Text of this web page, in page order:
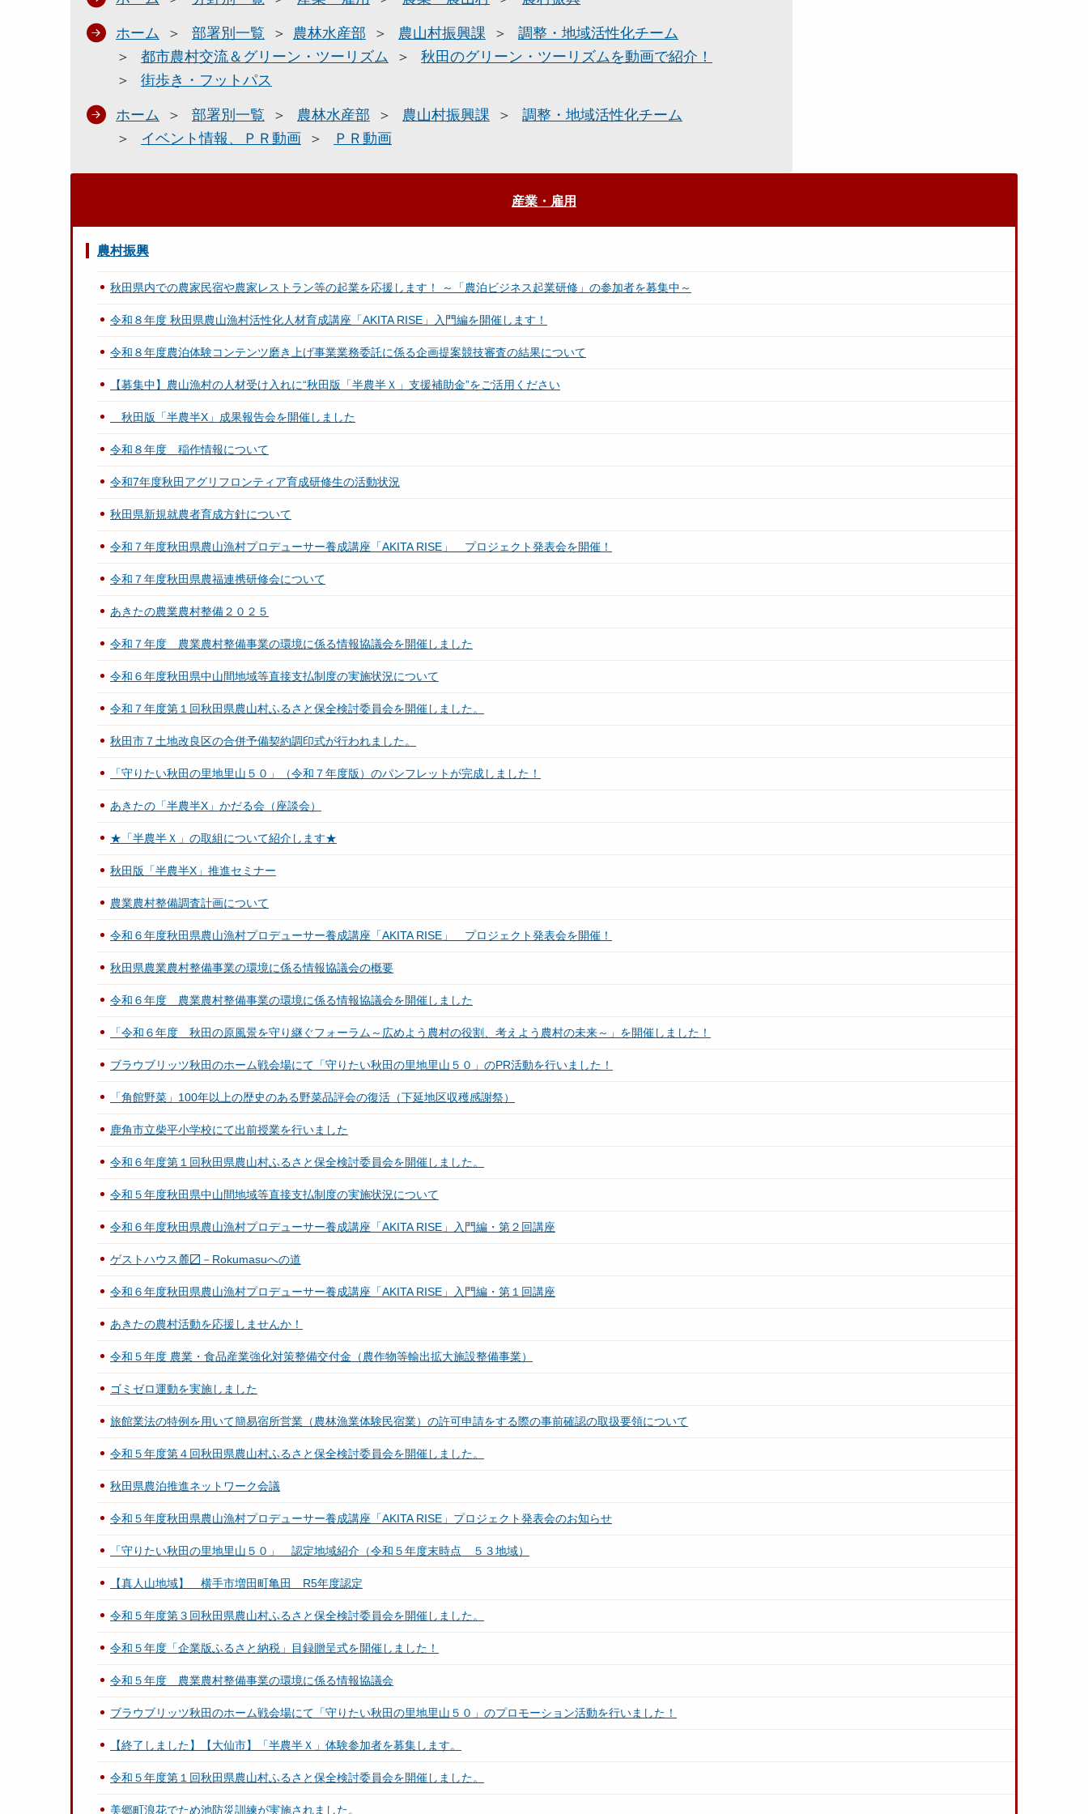
ホーム 部署別一覧 農林水産部 農山村振興課
調整・地域活性化チーム
都市農村交流＆グリーン・ツーリズム
秋田のグリーン・ツーリズムを動画で紹介！
街歩き・フットパス
ホーム 部署別一覧 農林水産部 農山村振興課
調整・地域活性化チーム
イベント情報、ＰＲ動画
ＰＲ動画
産業・雇用
農村振興
秋田県内での農家民宿や農家レストラン等の起業を応援します！ ～「農泊ビジネス起業研修」の参加者を募集中～
令和８年度 秋田県農山漁村活性化人材育成講座「AKITA RISE」入門編を開催します！
令和８年度農泊体験コンテンツ磨き上げ事業業務委託に係る企画提案競技審査の結果について
【募集中】農山漁村の人材受け入れに“秋田版「半農半Ｘ」支援補助金”をご活用ください
秋田版「半農半X」成果報告会を開催しました
令和８年度 稲作情報について
令和7年度秋田アグリフロンティア育成研修生の活動状況
秋田県新規就農者育成方針について
令和７年度秋田県農山漁村プロデューサー養成講座「AKITA RISE」 プロジェクト発表会を開催！
令和７年度秋田県農福連携研修会について
あきたの農業農村整備２０２５
令和７年度 農業農村整備事業の環境に係る情報協議会を開催しました
令和６年度秋田県中山間地域等直接支払制度の実施状況について
令和７年度第１回秋田県農山村ふるさと保全検討委員会を開催しました。
秋田市７土地改良区の合併予備契約調印式が行われました。
「守りたい秋田の里地里山５０」（令和７年度版）のパンフレットが完成しました！
あきたの「半農半X」かだる会（座談会）
★「半農半Ｘ」の取組について紹介します★
秋田版「半農半X」推進セミナー
農業農村整備調査計画について
令和６年度秋田県農山漁村プロデューサー養成講座「AKITA RISE」 プロジェクト発表会を開催！
秋田県農業農村整備事業の環境に係る情報協議会の概要
令和６年度 農業農村整備事業の環境に係る情報協議会を開催しました
「令和６年度 秋田の原風景を守り継ぐフォーラム～広めよう農村の役割、考えよう農村の未来～」を開催しました！
ブラウブリッツ秋田のホーム戦会場にて「守りたい秋田の里地里山５０」のPR活動を行いました！
「角館野菜」100年以上の歴史のある野菜品評会の復活（下延地区収穫感謝祭）
鹿角市立柴平小学校にて出前授業を行いました
令和６年度第１回秋田県農山村ふるさと保全検討委員会を開催しました。
令和５年度秋田県中山間地域等直接支払制度の実施状況について
令和６年度秋田県農山漁村プロデューサー養成講座「AKITA RISE」入門編・第２回講座
ゲストハウス麓〼－Rokumasuへの道
令和６年度秋田県農山漁村プロデューサー養成講座「AKITA RISE」入門編・第１回講座
あきたの農村活動を応援しませんか！
令和５年度 農業・食品産業強化対策整備交付金（農作物等輸出拡大施設整備事業）
ゴミゼロ運動を実施しました
旅館業法の特例を用いて簡易宿所営業（農林漁業体験民宿業）の許可申請をする際の事前確認の取扱要領について
令和５年度第４回秋田県農山村ふるさと保全検討委員会を開催しました。
秋田県農泊推進ネットワーク会議
令和５年度秋田県農山漁村プロデューサー養成講座「AKITA RISE」プロジェクト発表会のお知らせ
「守りたい秋田の里地里山５０」 認定地域紹介（令和５年度末時点 ５３地域）
【真人山地域】 横手市増田町亀田 R5年度認定
令和５年度第３回秋田県農山村ふるさと保全検討委員会を開催しました。
令和５年度「企業版ふるさと納税」目録贈呈式を開催しました！
令和５年度 農業農村整備事業の環境に係る情報協議会
ブラウブリッツ秋田のホーム戦会場にて「守りたい秋田の里地里山５０」のプロモーション活動を行いました！
【終了しました】【大仙市】「半農半Ｘ」体験参加者を募集します。
令和５年度第１回秋田県農山村ふるさと保全検討委員会を開催しました。
美郷町浪花でため池防災訓練が実施されました。